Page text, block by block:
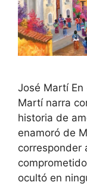
José Martí En
Martí narra
historia de
enamoró de
corresponder
ocultó en